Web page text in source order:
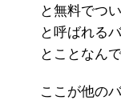
と無料でつ
と呼ばれる
とことなん
ここが他の